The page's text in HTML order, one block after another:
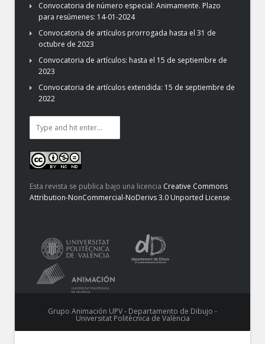
Convocatoria de número especial: Animamente. Plazo
para resúmenes: 14-01-2024
Convocatoria de artículos prorrogada hasta el 31 de
octubre de 2023
Convocatoria de artículos: hasta el 15 de septiembre de
2023
Convocatoria de artículos extendida: 15 de septiembre de
2022
Esta revista se publica bajo una licencia Creative Commons
Attribution-NonCommercial-NoDerivs 3.0 Unported License.
Grupo Animación UPV - Departamento de Dibujo -
Universitat Politècnica de València